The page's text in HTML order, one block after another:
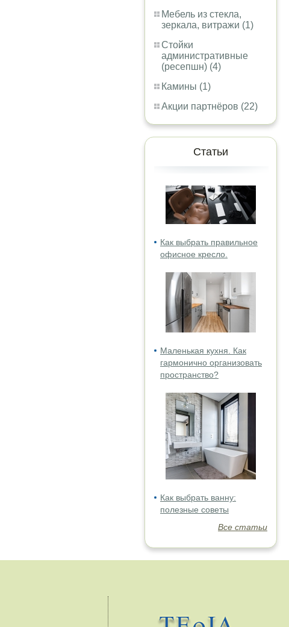
Мебель из стекла,
зеркала, витражи (1)
Стойки
административные
(ресепшн) (4)
Камины (1)
Акции партнёров (22)
Статьи
Как выбрать правильное
офисное кресло.
Маленькая кухня. Как
гармонично организовать
пространство?
Как выбрать ванну:
полезные советы
Все статьи